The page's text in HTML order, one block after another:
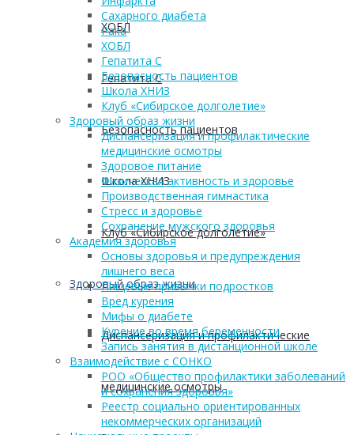
ХОБЛ
Гепатита С
Безопасность пациентов
Школа ХНИЗ
Клуб «Сибирское долголетие»
Здоровый образ жизни
Диспансеризация и профилактические
медицинские осмотры
Сахарного диабета
Рака
ХОБЛ
Гепатита С
Безопасность пациентов
Школа ХНИЗ
Клуб «Сибирское долголетие»
Здоровый образ жизни
Диспансеризация и профилактические
медицинские осмотры
Здоровое питание
Физическая активность и здоровье
Производственная гимнастика
Стресс и здоровье
Сохранение мужского здоровья
Академия здоровья
Основы здоровья и предупреждения
лишнего веса
Пищевые привычки подростков
Вред курения
Мифы о диабете
Курение во время беременности
Запись занятия в дистанционной школе
Взаимодействие с СОНКО
РОО «Общество профилактики заболеваний
и сохранения здоровья»
Реестр социально ориентированных
некоммерческих организаций